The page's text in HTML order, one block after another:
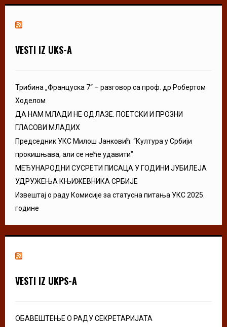
VESTI IZ UKS-A
Трибина „Француска 7“ – разговор са проф. др Робертом
Ходелом
ДА НАМ МЛАДИ НЕ ОДЛАЗЕ: ПОЕТСКИ И ПРОЗНИ
ГЛАСОВИ МЛАДИХ
Председник УКС Милош Јанковић: “Култура у Србији
прокишњава, али се неће удавити”
МЕЂУНАРОДНИ СУСРЕТИ ПИСАЦА У ГОДИНИ ЈУБИЛЕЈА
УДРУЖЕЊА КЊИЖЕВНИКА СРБИЈЕ
Извештај о раду Комисије за статусна питања УКС 2025.
године
VESTI IZ UKPS-A
ОБАВЕШТЕЊЕ О РАДУ СЕКРЕТАРИЈАТА